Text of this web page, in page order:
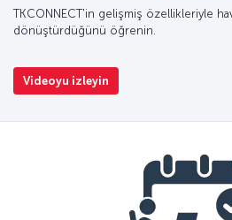
TKCONNECT'in gelişmiş özellikleriyle
dönüştürdüğünü öğrenin.
Videoyu izleyin